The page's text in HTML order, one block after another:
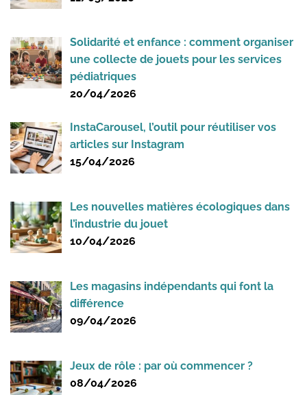
Solidarité et enfance : comment organiser
une collecte de jouets pour les services
pédiatriques
20/04/2026
InstaCarousel, l’outil pour réutiliser vos
articles sur Instagram
15/04/2026
Les nouvelles matières écologiques dans
l’industrie du jouet
10/04/2026
Les magasins indépendants qui font la
différence
09/04/2026
Jeux de rôle : par où commencer ?
08/04/2026